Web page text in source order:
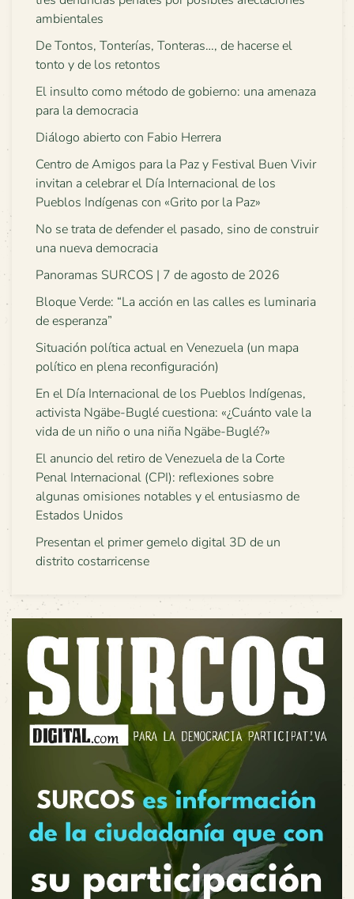
ambientales
De Tontos, Tonterías, Tonteras…, de hacerse el
tonto y de los retontos
El insulto como método de gobierno: una amenaza
para la democracia
Diálogo abierto con Fabio Herrera
Centro de Amigos para la Paz y Festival Buen Vivir
invitan a celebrar el Día Internacional de los
Pueblos Indígenas con «Grito por la Paz»
No se trata de defender el pasado, sino de construir
una nueva democracia
Panoramas SURCOS | 7 de agosto de 2026
Bloque Verde: “La acción en las calles es luminaria
de esperanza”
Situación política actual en Venezuela (un mapa
político en plena reconfiguración)
En el Día Internacional de los Pueblos Indígenas,
activista Ngäbe-Buglé cuestiona: «¿Cuánto vale la
vida de un niño o una niña Ngäbe-Buglé?»
El anuncio del retiro de Venezuela de la Corte
Penal Internacional (CPI): reflexiones sobre
algunas omisiones notables y el entusiasmo de
Estados Unidos
Presentan el primer gemelo digital 3D de un
distrito costarricense